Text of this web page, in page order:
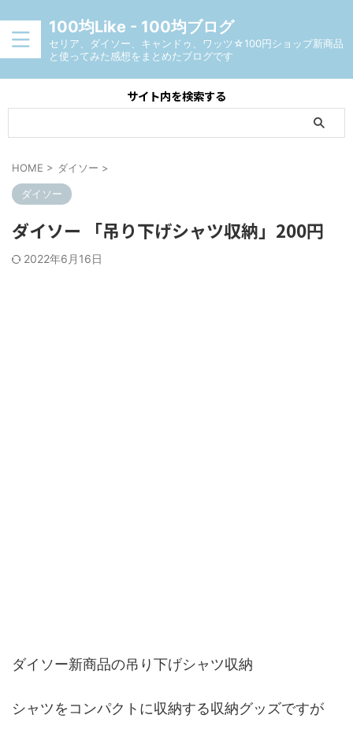
100均Like - 100均ブログ
セリア、ダイソー、キャンドゥ、ワッツ☆100円ショップ新商品
と使ってみた感想をまとめたブログです
サイト内を検索する
HOME > ダイソー >
ダイソー
ダイソー 「吊り下げシャツ収納」200円
2022年6月16日
ダイソー新商品の吊り下げシャツ収納
シャツをコンパクトに収納する収納グッズですが